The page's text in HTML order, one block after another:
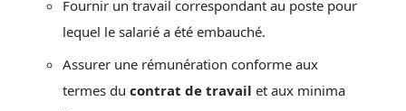
Fournir un travail correspondant au poste pour
lequel le salarié a été embauché.
Assurer une rémunération conforme aux
termes du contrat de travail et aux minima